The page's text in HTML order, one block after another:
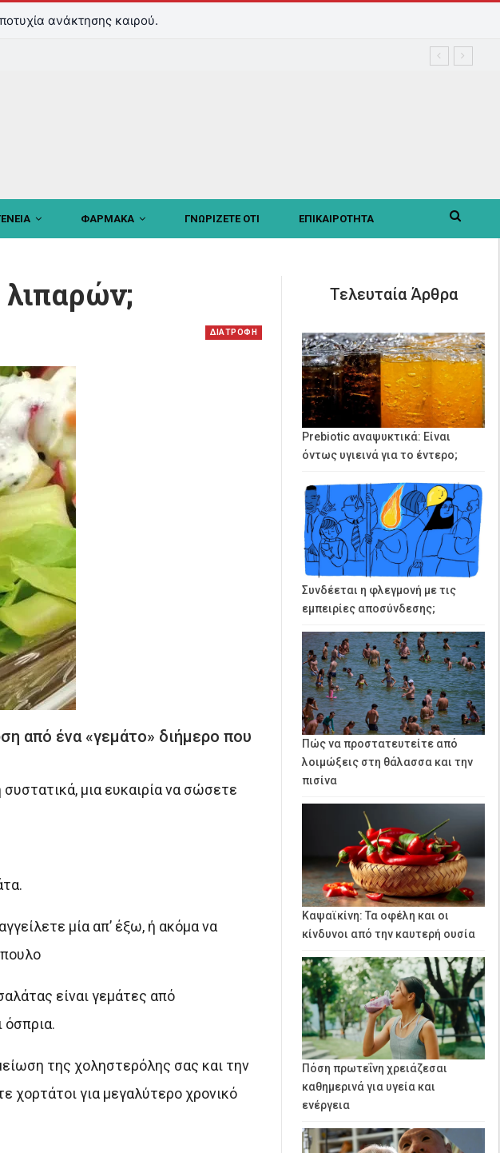
ανάκτησης καιρού.
ΦΑΡΜΑΚΑ ΓΝΩΡΙΖΕΤΕ ΟΤΙ ΕΠΙΚΑΙΡΟΤΗΤΑ
λιπαρών;
ΔΙΑΤΡΟΦΗ
από ένα «γεμάτο» διήμερο που
συστατικά, μια ευκαιρία να σώσετε
μία απ’ έξω, ή ακόμα να
είναι γεμάτες από
όσπρια.
της χοληστερόλης σας και την
χορτάτοι για μεγαλύτερο χρονικό
Τελευταία Άρθρα
Prebiotic αναψυκτικά: Είναι
όντως υγιεινά για το έντερο;
Συνδέεται η φλεγμονή με τις
εμπειρίες αποσύνδεσης;
Πώς να προστατευτείτε από
λοιμώξεις στη θάλασσα και την
πισίνα
Καψαϊκίνη: Τα οφέλη και οι
κίνδυνοι από την καυτερή ουσία
Πόση πρωτεΐνη χρειάζεσαι
καθημερινά για υγεία και
ενέργεια